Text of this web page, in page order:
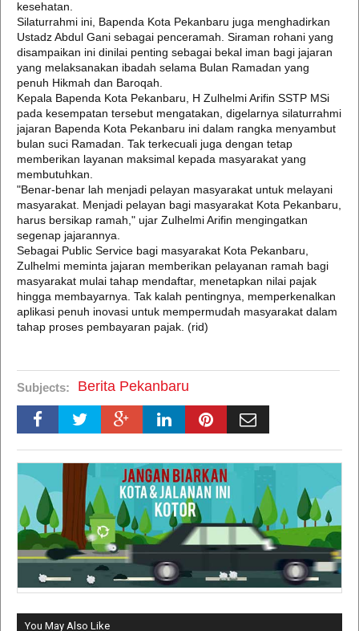
kesehatan.
Silaturrahmi ini, Bapenda Kota Pekanbaru juga menghadirkan
Ustadz Abdul Gani sebagai penceramah. Siraman rohani yang
disampaikan ini dinilai penting sebagai bekal iman bagi jajaran
yang melaksanakan ibadah selama Bulan Ramadan yang
penuh Hikmah dan Baroqah.
Kepala Bapenda Kota Pekanbaru, H Zulhelmi Arifin SSTP MSi
pada kesempatan tersebut mengatakan, digelarnya silaturrahmi
jajaran Bapenda Kota Pekanbaru ini dalam rangka menyambut
bulan suci Ramadan. Tak terkecuali juga dengan tetap
memberikan layanan maksimal kepada masyarakat yang
membutuhkan.
"Benar-benar lah menjadi pelayan masyarakat untuk melayani
masyarakat. Menjadi pelayan bagi masyarakat Kota Pekanbaru,
harus bersikap ramah," ujar Zulhelmi Arifin mengingatkan
segenap jajarannya.
Sebagai Public Service bagi masyarakat Kota Pekanbaru,
Zulhelmi meminta jajaran memberikan pelayanan ramah bagi
masyarakat mulai tahap mendaftar, menetapkan nilai pajak
hingga membayarnya. Tak kalah pentingnya, memperkenalkan
aplikasi penuh inovasi untuk mempermudah masyarakat dalam
tahap proses pembayaran pajak. (rid)
Subjects: Berita Pekanbaru
You May Also Like